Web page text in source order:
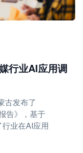
行业AI应用调
古发布了
告》，基于
业在AI应用